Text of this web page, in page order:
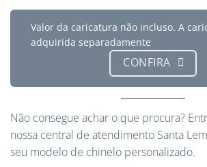
Valor da caricatura não incluso. A
adquirida separadamente
CONFIRA
Não consegue achar o que procura?
nossa central de atendimento Santa
seu modelo de chinelo personalizado.